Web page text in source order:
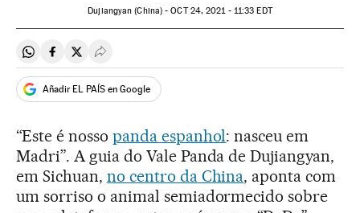
Dujiangyan (China) -OCT24, 2021 - 11:33 EDT
Compartir en Whatsapp
Compartir en Facebook
Compartir en Twitter
Desplegar Redes Sociales
Añadir EL PAÍS en Google
“Este é nosso panda espanhol: nasceu em
Madri”. A guia do Vale Panda de Dujiangyan,
em Sichuan, no centro da China, aponta com
um sorriso o animal semiadormecido sobre